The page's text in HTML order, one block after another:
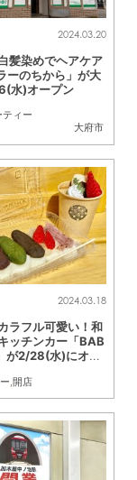
大府市
2024.03.20
髪染めでヘアケア
ーのちから」が大
水)オープン
ティー
2024.03.18
ラフル可愛い！和
ッチンカー「BAB
が2/28(水)にオー
開店